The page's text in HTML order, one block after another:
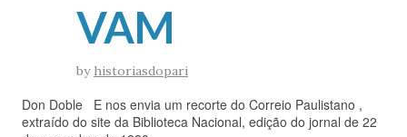
VAM
by historiasdopari
Don Doble E nos envia um recorte do Correio Paulistano ,
extraído do site da Biblioteca Nacional, edição do jornal de 22